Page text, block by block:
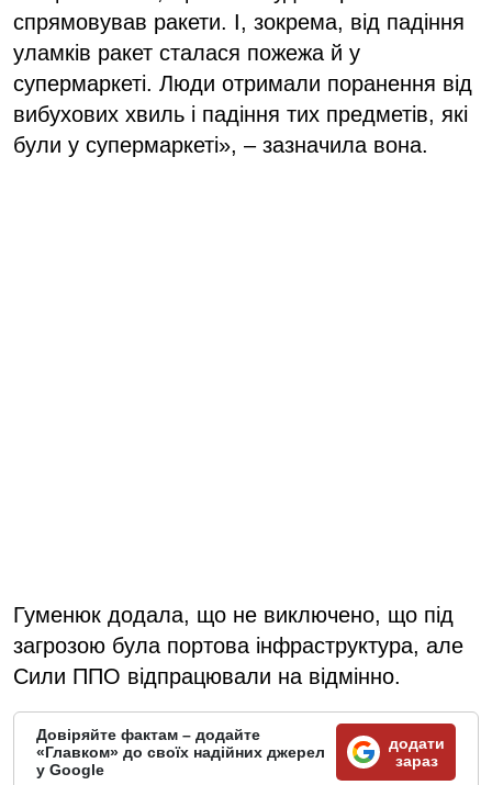
спрямовував ракети. І, зокрема, від падіння
уламків ракет сталася пожежа й у
супермаркеті. Люди отримали поранення від
вибухових хвиль і падіння тих предметів, які
були у супермаркеті», – зазначила вона.
Гуменюк додала, що не виключено, що під
загрозою була портова інфраструктура, але
Сили ППО відпрацювали на відмінно.
Довіряйте фактам – додайте
«Главком» до своїх надійних джерел
у Google
додати
зараз